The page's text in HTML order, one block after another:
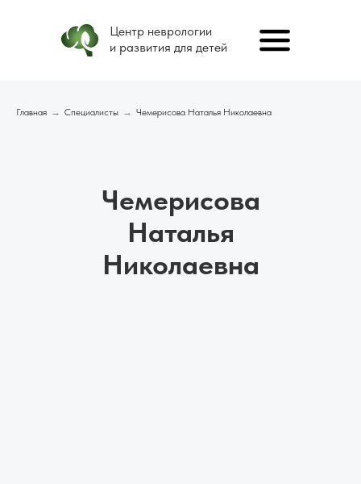
Центр неврологии
и развития для детей
Главная → Специалисты → Чемерисова Наталья Николаевна
Чемерисова
Наталья
Николаевна